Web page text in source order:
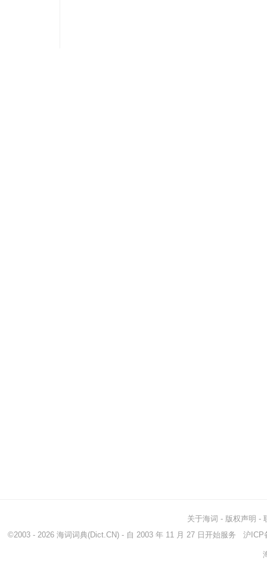
关于海词 - 版权声明 -
©2003 - 2026 海词词典(Dict.CN) - 自 2003 年 11 月 27 日开始服务 沪ICP